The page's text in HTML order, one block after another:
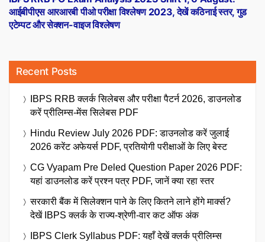
आईबीपीएस आरआरबी पीओ परीक्षा विश्लेषण 2023, देखें कठिनाई स्तर, गुड
एटेम्पट और सेक्शन-वाइज विश्लेषण
Recent Posts
IBPS RRB क्लर्क सिलेबस और परीक्षा पैटर्न 2026, डाउनलोड
करें प्रीलिम्स-मेंस सिलेबस PDF
Hindu Review July 2026 PDF: डाउनलोड करें जुलाई
2026 करेंट अफेयर्स PDF, प्रतियोगी परीक्षाओं के लिए बेस्ट
CG Vyapam Pre Deled Question Paper 2026 PDF:
यहां डाउनलोड करें प्रश्न पत्र PDF, जानें क्या रहा स्तर
सरकारी बैंक में सिलेक्शन पाने के लिए कितने लाने होंगे मार्क्स?
देखें IBPS क्लर्क के राज्य-श्रेणी-वार कट ऑफ अंक
IBPS Clerk Syllabus PDF: यहाँ देखें क्लर्क प्रीलिम्स